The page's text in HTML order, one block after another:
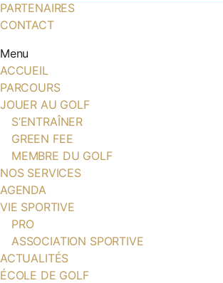
PARTENAIRES
CONTACT
Menu
ACCUEIL
PARCOURS
JOUER AU GOLF
S’ENTRAÎNER
GREEN FEE
MEMBRE DU GOLF
NOS SERVICES
AGENDA
VIE SPORTIVE
PRO
ASSOCIATION SPORTIVE
ACTUALITÉS
ÉCOLE DE GOLF